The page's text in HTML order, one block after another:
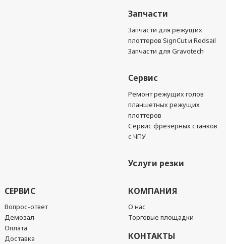
Запчасти
Запчасти для режущих
плоттеров SignCut и Redsail
Запчасти для Gravotech
Сервис
Ремонт режущих голов
планшетных режущих
плоттеров
Сервис фрезерных станков
с ЧПУ
Услуги резки
СЕРВИС
Вопрос-ответ
Демозал
Оплата
Доставка
КОМПАНИЯ
О нас
Торговые площадки
КОНТАКТЫ